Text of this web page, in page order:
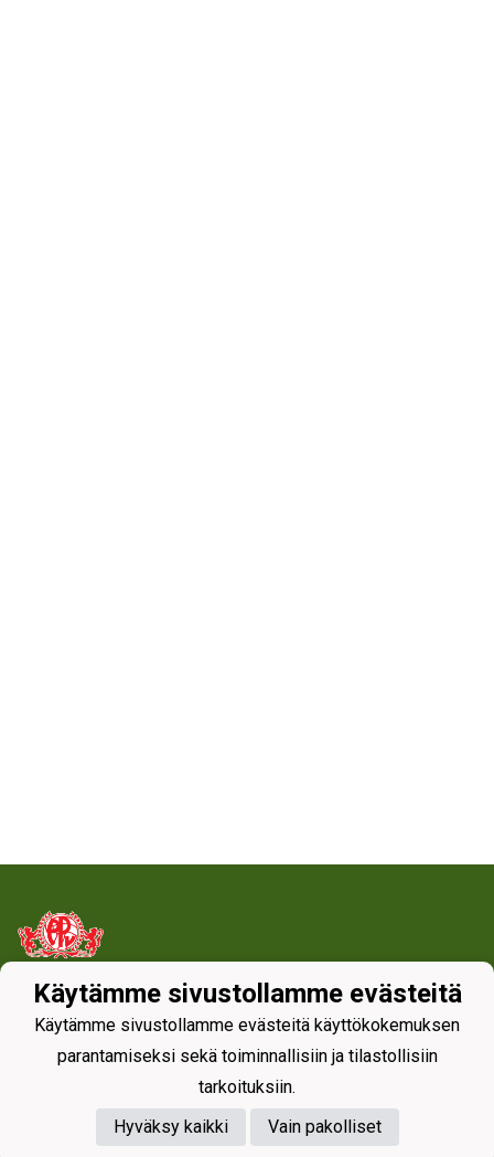
Tietosuojaseloste
Käytämme sivustollamme evästeitä
Käytämme sivustollamme evästeitä käyttökokemuksen
parantamiseksi sekä toiminnallisiin ja tilastollisiin
tarkoituksiin.
Hyväksy kaikki
Vain pakolliset